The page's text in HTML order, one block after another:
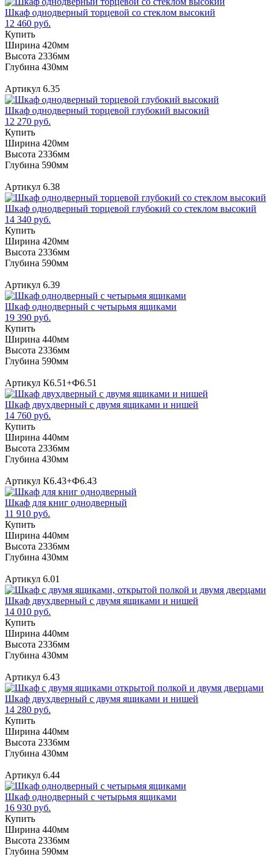
Шкаф однодверный торцевой со стеклом высокий
12 460 руб.
Купить
Ширина 420мм
Высота 2336мм
Глубина 430мм
Артикул 6.35
Шкаф однодверный торцевой глубокий высокий
12 270 руб.
Купить
Ширина 420мм
Высота 2336мм
Глубина 590мм
Артикул 6.38
Шкаф однодверный торцевой глубокий со стеклом высокий
14 340 руб.
Купить
Ширина 420мм
Высота 2336мм
Глубина 590мм
Артикул 6.39
Шкаф однодверный с четырьмя ящиками
19 390 руб.
Купить
Ширина 440мм
Высота 2336мм
Глубина 590мм
Артикул К6.51+Ф6.51
Шкаф двухдверный с двумя ящиками и нишей
14 760 руб.
Купить
Ширина 440мм
Высота 2336мм
Глубина 430мм
Артикул К6.43+Ф6.43
Шкаф для книг однодверный
11 910 руб.
Купить
Ширина 440мм
Высота 2336мм
Глубина 430мм
Артикул 6.01
Шкаф двухдверный с двумя ящиками и нишей
14 010 руб.
Купить
Ширина 440мм
Высота 2336мм
Глубина 430мм
Артикул 6.43
Шкаф двухдверный с двумя ящиками и нишей
14 280 руб.
Купить
Ширина 440мм
Высота 2336мм
Глубина 430мм
Артикул 6.44
Шкаф однодверный с четырьмя ящиками
16 930 руб.
Купить
Ширина 440мм
Высота 2336мм
Глубина 590мм